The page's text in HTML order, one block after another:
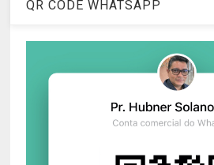
QR CODE WHATSAPP